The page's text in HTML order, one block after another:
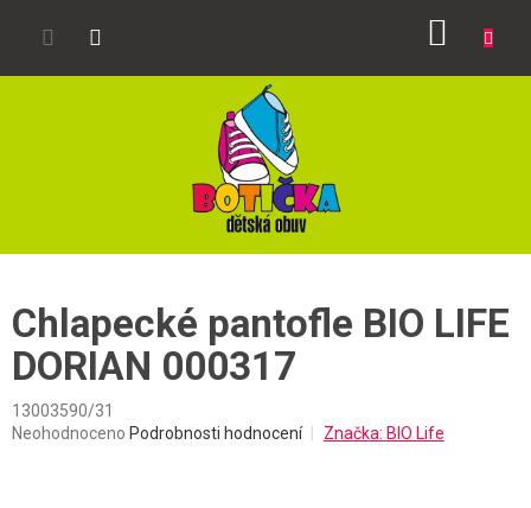
Chlapecké pantofle BIO LIFE
DORIAN 000317
13003590/31
Průměrné
Neohodnoceno Podrobnosti hodnocení Značka: BIO Life